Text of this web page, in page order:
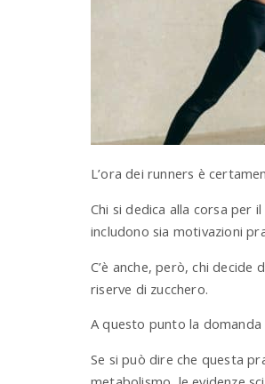
L’ora dei runners è
Chi si dedica alla corsa per
includono sia motivazioni
C’è anche, però, chi
riserve di zucchero.
A questo punto la
Se si può dire che questa